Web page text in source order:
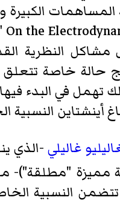
On the
النظرية
خاصة تتعلق
في البدء فيها
غاليلي-الذي
مميزة "مطلقة")-
تتضمن النسبية